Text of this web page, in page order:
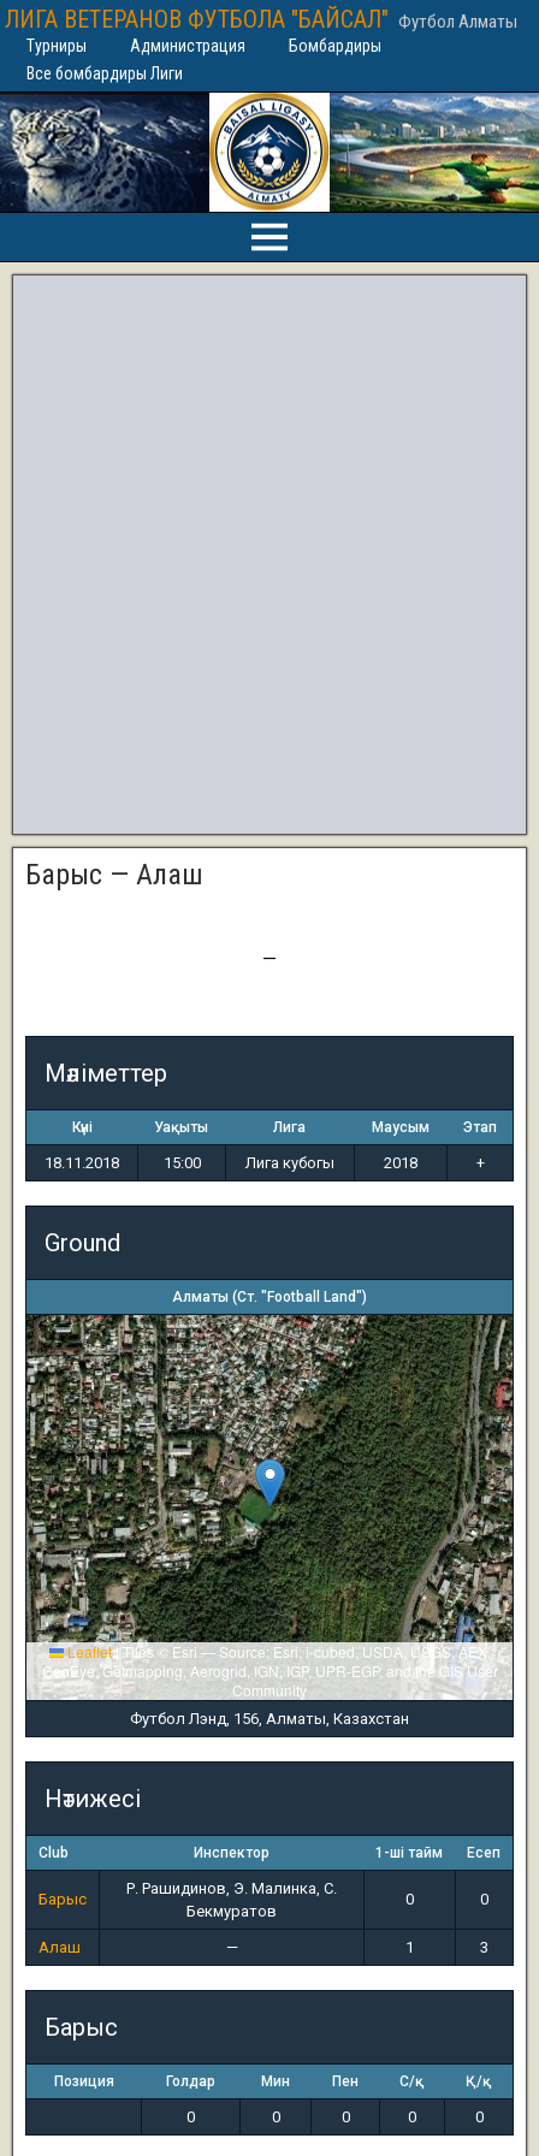
ЛИГА ВЕТЕРАНОВ ФУТБОЛА "БАЙСАЛ" Футбол Алматы
Турниры Администрация
Бомбардиры
Все бомбардиры Лиги
Барыс — Алаш
—
Мәліметтер
Күні Уақыты Лига Маусым Этап
18.11.2018 15:00 Лига кубогы 2018 +
Ground
Алматы (Ст. "Football Land")
Leaflet|Tiles © Esri — Source: Esri, i-cubed, USDA, USGS, AEX,
GeoEye, Getmapping, Aerogrid, IGN, IGP, UPR-EGP, and the GIS User
Community
Футбол Лэнд, 156, Алматы, Казахстан
Нәтижесі
Club Инспектор 1-ші тайм Есеп
Барыс
Р. Рашидинов, Э. Малинка, С.
Бекмуратов
0 0
Алаш — 1 3
Барыс
Позиция Голдар Мин Пен С/қ Қ/қ
0 0 0 0 0